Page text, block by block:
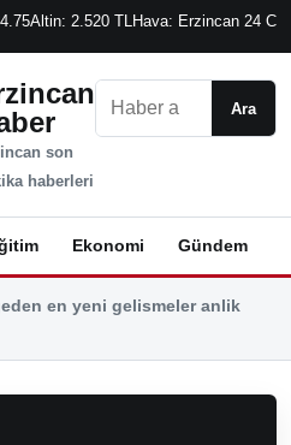
Altin: 2.520 TLHava: Erzincan 24 C
son
haberleri
Ara
Ekonomi Gündem
en yeni gelismeler anlik